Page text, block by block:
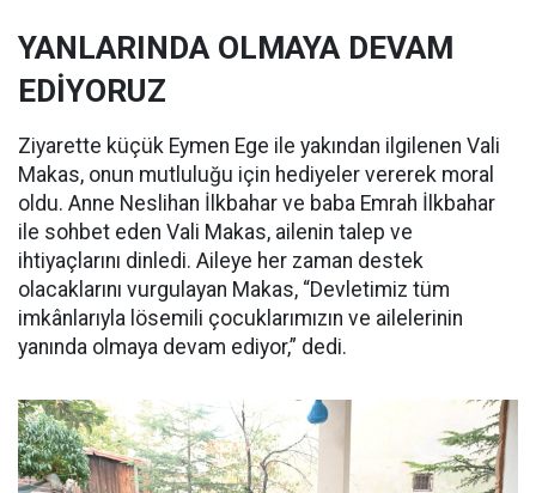
YANLARINDA OLMAYA DEVAM
EDİYORUZ
Ziyarette küçük Eymen Ege ile yakından ilgilenen Vali
Makas, onun mutluluğu için hediyeler vererek moral
oldu. Anne Neslihan İlkbahar ve baba Emrah İlkbahar
ile sohbet eden Vali Makas, ailenin talep ve
ihtiyaçlarını dinledi. Aileye her zaman destek
olacaklarını vurgulayan Makas, “Devletimiz tüm
imkânlarıyla lösemili çocuklarımızın ve ailelerinin
yanında olmaya devam ediyor,” dedi.